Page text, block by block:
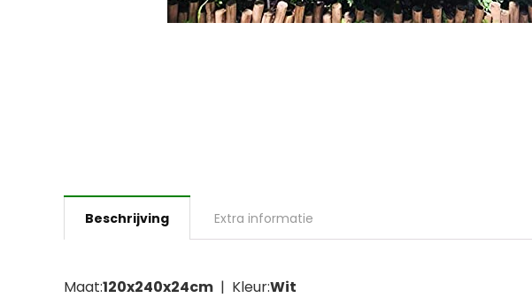
Beschrijving Extra informatie
Maat:120x240x24cm | Kleur:Wit